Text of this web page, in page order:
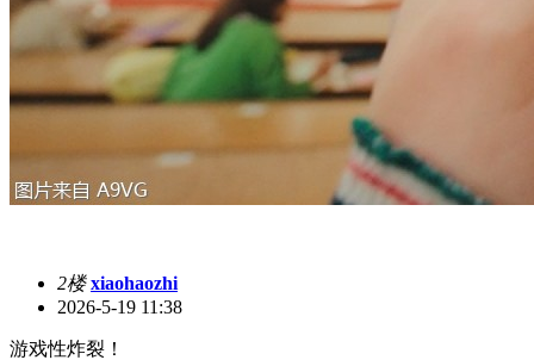
2楼 xiaohaozhi
2026-5-19 11:38
游戏性炸裂！